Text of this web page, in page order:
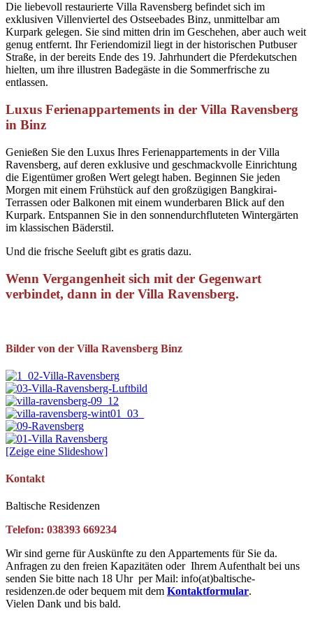
Die liebevoll restaurierte Villa Ravensberg befindet sich im
exklusiven Villenviertel des Ostseebades Binz, unmittelbar am
Kurpark gelegen. Sie sind mitten drin im Geschehen, aber auch weit
genug entfernt. Ihr Feriendomizil liegt in der historischen Putbuser
Straße, in der bereits Ende des 19. Jahrhundert die Pferdekutschen
hielten, um ihre illustren Badegäste in die Sommerfrische zu
entlassen.
Luxus Ferienappartements in der Villa Ravensberg
in Binz
Genießen Sie den Luxus Ihres Ferienappartements in der Villa
Ravensberg, auf deren exklusive und geschmackvolle Einrichtung
die Eigentümer großen Wert gelegt haben. Beginnen Sie jeden
Morgen mit einem Frühstück auf den großzügigen Bangkirai-
Terrassen oder Balkonen mit einem wunderbaren Blick auf den
Kurpark. Entspannen Sie in den sonnendurchfluteten Wintergärten
im klassischen Bäderstil.
Und die frische Seeluft gibt es gratis dazu.
Wenn Vergangenheit sich mit der Gegenwart
verbindet, dann in der Villa Ravensberg.
Bilder von der Villa Ravensberg Binz
[Zeige eine Slideshow]
Kontakt
Baltische Residenzen
Telefon: 038393 669234
Wir sind gerne für Auskünfte zu den Appartements für Sie da.
Anfragen zu den freien Kapazitäten oder Ihrem Aufenthalt bei uns
senden Sie bitte nach 18 Uhr per Mail: info(at)baltische-
residenzen.de oder bequem mit dem Kontaktformular.
Vielen Dank und bis bald.